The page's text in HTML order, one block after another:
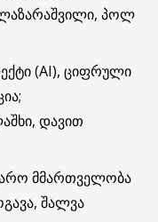
პოლ
(AI), ციფრული
დავით
მმართველობა
შალვა